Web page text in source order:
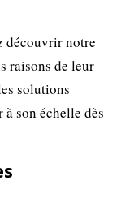
découvrir notre
raisons de leur
solutions
son échelle dès